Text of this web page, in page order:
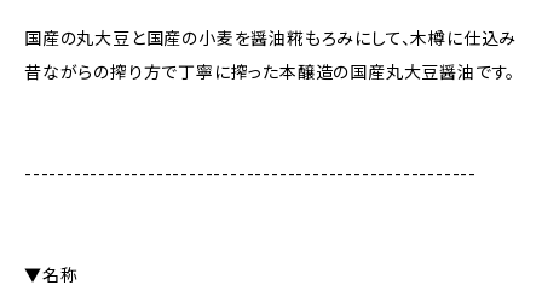
国産の丸大豆と国産の小麦を醤油糀もろみにして、木樽に仕込み
昔ながらの搾り方で丁寧に搾った本醸造の国産丸大豆醤油です。
-------------------------------------------------------
▼名称